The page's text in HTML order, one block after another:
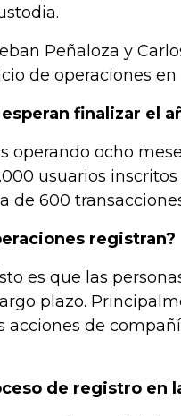
Peñaloza y
de operaciones
finalizar el
operando ocho
usuarios
de 600
registran?
es que las
plazo.
acciones de
de registro en